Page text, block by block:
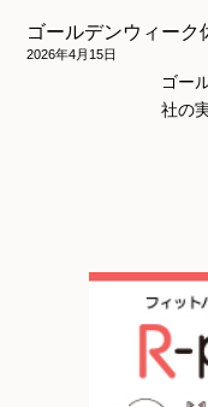
ゴールデンウィーク
2026年4月15日
ゴー
社の